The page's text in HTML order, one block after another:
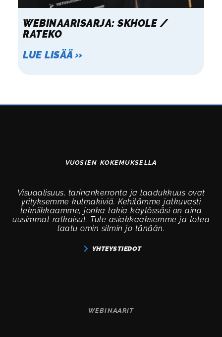
WEBINAARISARJA: SKHOLE /
RATEKO
LUE LISÄÄ »
VUOSIEN KOKEMUKSELLA
Visuaalisuus, tarinankerronta ja laadukkuus ovat
yrityksemme kulmakiviä. Kehitämme jatkuvasti
tekniikkaamme, jonka takia käytössäsi on aina
uusimmat ratkaisut. Tule asiakkaaksemme ja totea
laatu omin silmin jo tänään.
YHTEYSTIEDOT
WEBINAARIT